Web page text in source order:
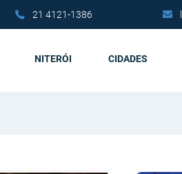
21 4121-1386
NITERÓI CIDADES